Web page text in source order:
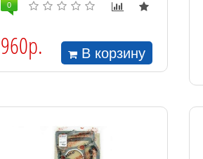
0
960р. В корзину